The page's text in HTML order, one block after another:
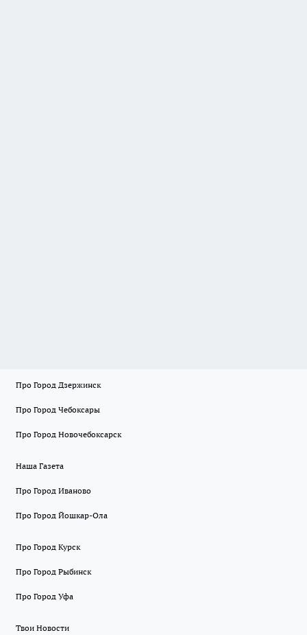
Про Город Дзержинск
Про Город Чебоксары
Про Город Новочебоксарск
Наша Газета
Про Город Иваново
Про Город Йошкар-Ола
Про Город Курск
Про Город Рыбинск
Про Город Уфа
Твои Новости